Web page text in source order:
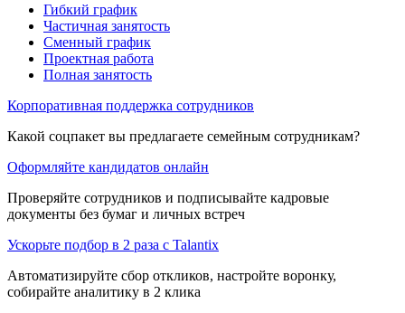
Гибкий график
Частичная занятость
Сменный график
Проектная работа
Полная занятость
Корпоративная поддержка сотрудников
Какой соцпакет вы предлагаете семейным сотрудникам?
Оформляйте кандидатов онлайн
Проверяйте сотрудников и подписывайте кадровые
документы без бумаг и личных встреч
Ускорьте подбор в 2 раза с Talantix
Автоматизируйте сбор откликов, настройте воронку,
собирайте аналитику в 2 клика